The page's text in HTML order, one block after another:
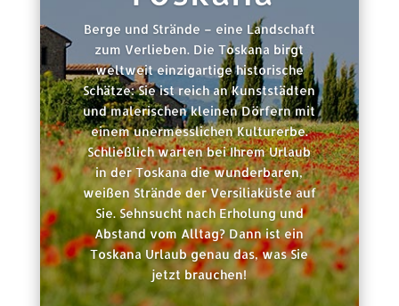
Berge und Strände – eine Landschaft
zum Verlieben. Die Toskana birgt
weltweit einzigartige historische
Schätze: Sie ist reich an Kunststädten
und malerischen kleinen Dörfern mit
einem unermesslichen Kulturerbe.
Schließlich warten bei Ihrem Urlaub
in der Toskana die wunderbaren,
weißen Strände der Versiliaküste auf
Sie. Sehnsucht nach Erholung und
Abstand vom Alltag? Dann ist ein
Toskana Urlaub genau das, was Sie
jetzt brauchen!